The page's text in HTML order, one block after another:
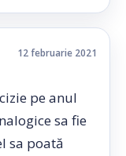
12 februarie 2021
pe anul
sa fie
sa poată